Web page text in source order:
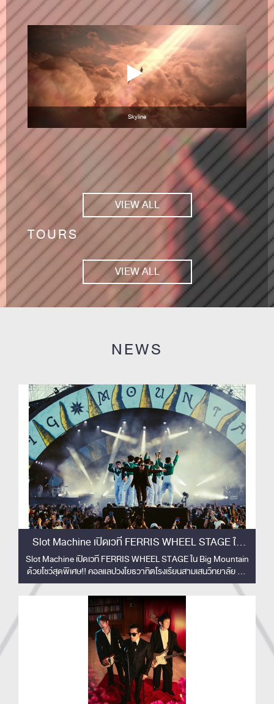
Skyline
VIEW ALL
TOURS
VIEW ALL
NEWS
Slot Machine เปิดเวที FERRIS WHEEL STAGE ใน
Big Mountain ด้วยโชว์สุดพิเศษ!!
Slot Machine เปิดเวที FERRIS WHEEL STAGE ใน Big Mountain
ด้วยโชว์สุดพิเศษ!! คอลแลปวงโยธวาทิตโรงเรียนสามเสนวิทยาลัย 33
ชีวิต สร้างโมเมนต์ทัชใจผู้ชม